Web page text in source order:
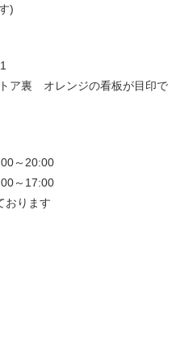
)
ア裏 オレンジの看板が目印で
～20:00
～17:00
おります